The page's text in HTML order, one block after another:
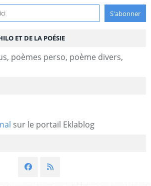
ET DE LA POÉSIE
poèmes perso, poème divers,
sur le portail Eklablog